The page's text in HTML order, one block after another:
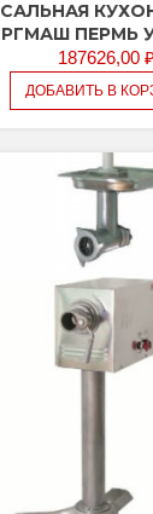
ПЕРМЬ
187626,00 ₽
ДОБАВИТЬ В